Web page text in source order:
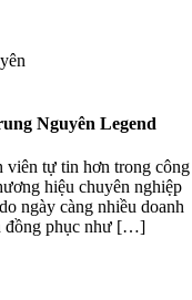
Nguyên Legend
viên tự tin hơn trong công
hiệu chuyên nghiệp
ngày càng nhiều doanh
đồng phục như […]